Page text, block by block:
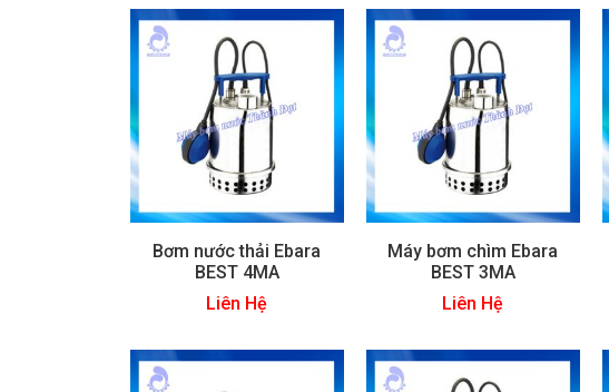
Bơm nước thải Ebara
BEST 4MA
Liên Hệ
Máy bơm chìm Ebara
BEST 3MA
Liên Hệ